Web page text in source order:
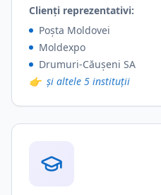
Clienți reprezentativi:
Poșta Moldovei
Moldexpo
Drumuri-Căușeni SA
👉 și altele 5 instituții